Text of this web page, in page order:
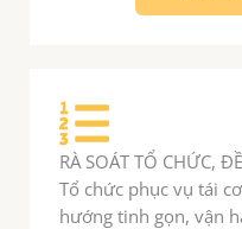
RÀ SOÁT TỔ CHỨC,
Tổ chức phục vụ tái
hướng tinh gọn, vận